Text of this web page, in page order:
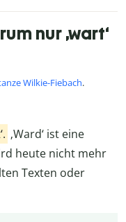
nur ‚wart‘
Wilkie-Fiebach.
‚Ward‘ ist eine
heute nicht mehr
Texten oder